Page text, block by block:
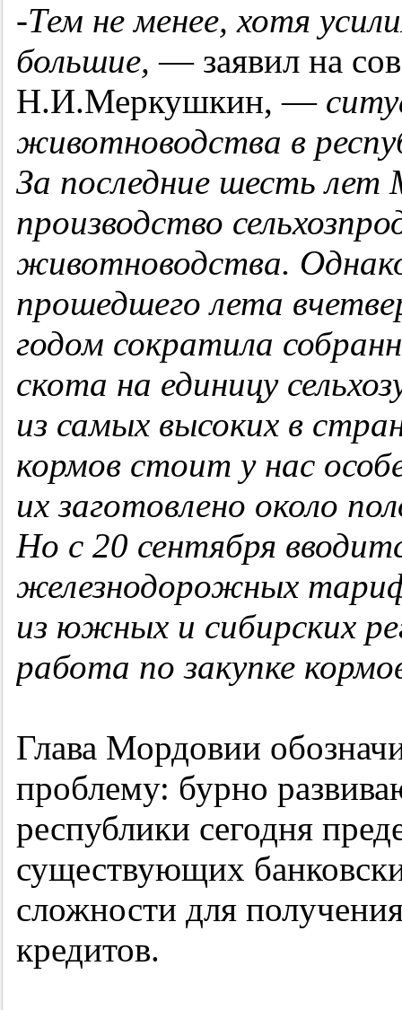
-Тем не менее, хотя
большие,— заявил на
Н.И.Меркушкин, —
животноводства в
За последние шесть лет
производство
животноводства.
прошедшего лета
годом сократила
скота на единицу
из самых высоких в
кормов стоит у нас
их заготовлено около
Но с 20 сентября
железнодорожных
из южных и сибирских
работа по закупке
Глава Мордовии
проблему: бурно
республики сегодня
существующих
сложности для
кредитов.